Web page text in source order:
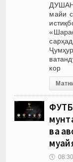
майи
кор
ва
🕔